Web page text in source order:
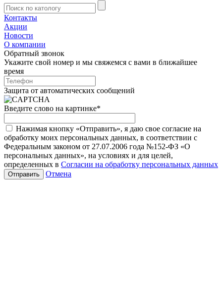
Контакты
Акции
Новости
О компании
Обратный звонок
Укажите свой номер и мы свяжемся с вами в ближайшее
время
Защита от автоматических сообщений
Введите слово на картинке*
Нажимая кнопку «Отправить», я даю свое согласие на
обработку моих персональных данных, в соответствии с
Федеральным законом от 27.07.2006 года №152-ФЗ «О
персональных данных», на условиях и для целей,
определенных в Согласии на обработку персональных данных
Отмена